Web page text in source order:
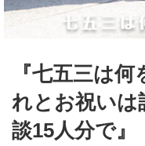
『七五三は
れとお祝いは
談15人分で』